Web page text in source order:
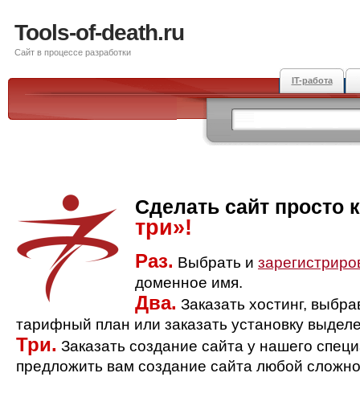
Tools-of-death.ru
Сайт в процессе разработки
IT-работа
Сделать сайт просто
три»!
Раз. Выбрать и
доменное имя.
Два. Заказать хостинг,
тарифный план или заказать установку
Три. Заказать создание сайта у нашего
предложить вам создание сайта любой